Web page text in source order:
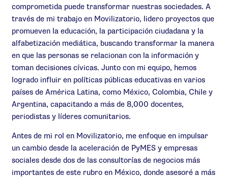
comprometida puede transformar nuestras sociedades. A
través de mi trabajo en Movilizatorio, lidero proyectos que
promueven la educación, la participación ciudadana y la
alfabetización mediática, buscando transformar la manera
en que las personas se relacionan con la información y
toman decisiones cívicas. Junto con mi equipo, hemos
logrado influir en políticas públicas educativas en varios
países de América Latina, como México, Colombia, Chile y
Argentina, capacitando a más de 8,000 docentes,
periodistas y líderes comunitarios.
Antes de mi rol en Movilizatorio, me enfoque en impulsar
un cambio desde la aceleración de PyMES y empresas
sociales desde dos de las consultorías de negocios más
importantes de este rubro en México, donde asesoré a más